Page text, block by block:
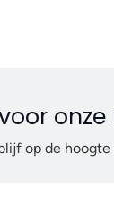
op de